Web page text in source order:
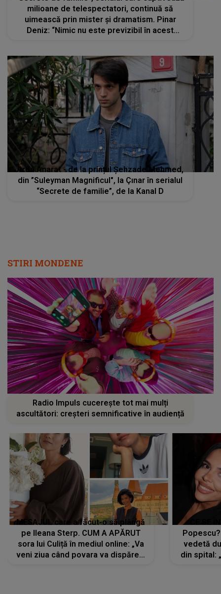
milioane de telespectatori, continuă să
uimească prin mister și dramatism. Pinar
Deniz: “Nimic nu este previzibil în acest
Arda Anarat - de la prințul Şehzade Mehmed,
din ”Suleyman Magnificul", la Çınar în serialul
“Secrete de familie”, de la Kanal D
STIRI MONDENE
Radio Impuls cucerește tot mai mulți
ascultători: creșteri semnificative în audiență
MESAJUL care a făcut-o să plângă
pe Ileana Sterp. CUM A APĂRUT
sora lui Culiță în mediul online: „Va
veni ziua când povara va dispărea,
vedetă
din spital: